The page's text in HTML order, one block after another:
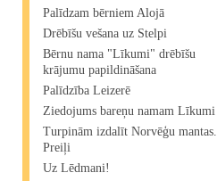
Palīdzam bērniem Alojā
Drēbīšu vešana uz Stelpi
Bērnu nama "Līkumi" drēbīšu
krājumu papildināšana
Palīdzība Leizerē
Ziedojums bareņu namam Līkumi
Turpinām izdalīt Norvēģu mantas.
Preiļi
Uz Lēdmani!